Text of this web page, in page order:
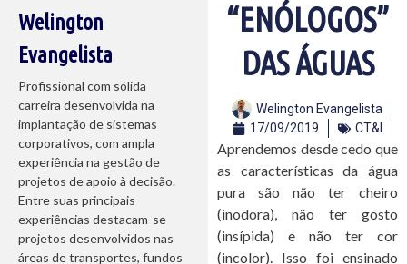
Welington
Evangelista
Profissional com sólida
carreira desenvolvida na
implantação de sistemas
corporativos, com ampla
experiência na gestão de
projetos de apoio à decisão.
Entre suas principais
experiências destacam-se
projetos desenvolvidos nas
áreas de transportes, fundos
“ENÓLOGOS”
DAS ÁGUAS
Welington Evangelista
17/09/2019
CT&I
Aprendemos desde cedo que
as características da água
pura são não ter cheiro
(inodora), não ter gosto
(insípida) e não ter cor
(incolor). Isso foi ensinado